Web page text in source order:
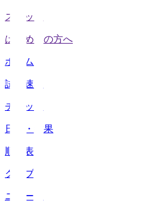
スタッツ
はじめての方へ
ホーム
試合速報
チケット
日程・結果
順位表
クラブ
ニュース